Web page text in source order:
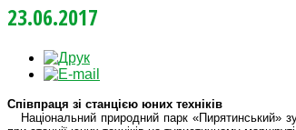
23.06.2017
Співпраця зі станцією юних техніків
Національний природний парк «Пирятинський»